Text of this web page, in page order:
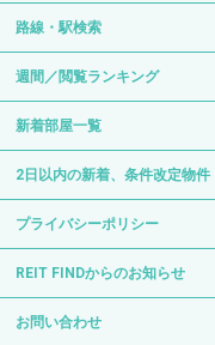
路線・駅検索
週間／閲覧ランキング
新着部屋一覧
2日以内の新着、条件改定物件
プライバシーポリシー
REIT FINDからのお知らせ
お問い合わせ